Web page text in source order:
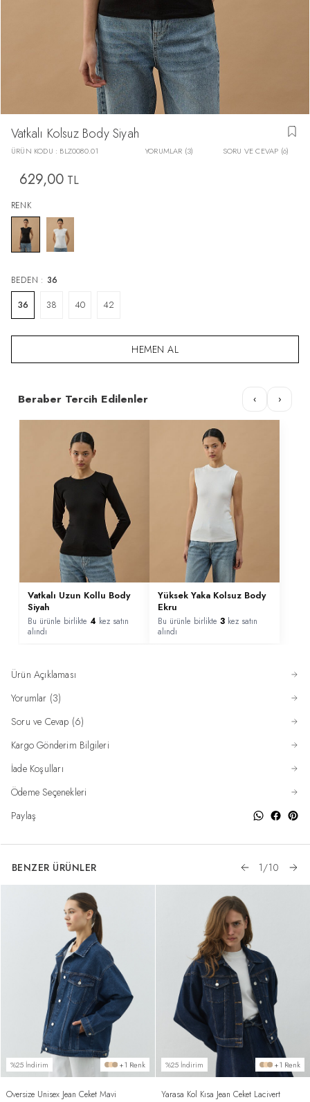
Vatkalı Kolsuz Body Siyah
ÜRÜN KODU : BLZ0080.01 YORUMLAR (3) SORU VE CEVAP (6)
629,00 TL
RENK
BEDEN : 36
36 38 40 42
HEMEN AL
Beraber Tercih Edilenler ‹ ›
Vatkalı Uzun Kollu Body
Siyah
Bu ürünle birlikte 4 kez satın
alındı
Yüksek Yaka Kolsuz Body
Ekru
Bu ürünle birlikte3 kez satın
alındı
Ürün Açıklaması
Yorumlar (3)
Soru ve Cevap (6)
Kargo Gönderim Bilgileri
İade Koşulları
Ödeme Seçenekleri
Paylaş
BENZER ÜRÜNLER 1/10
%25 İndirim +1 Renk
Oversize Unisex Jean Ceket Mavi
%25 İndirim +1 Renk
Yarasa Kol Kısa Jean Ceket Lacivert